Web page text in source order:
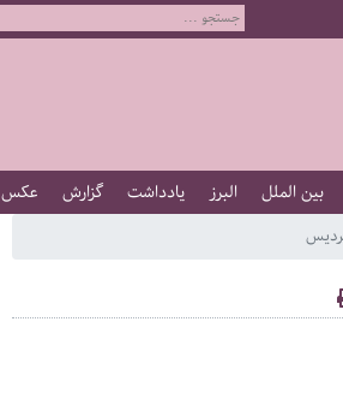
بین الملل البرز یادداشت گزارش عکس